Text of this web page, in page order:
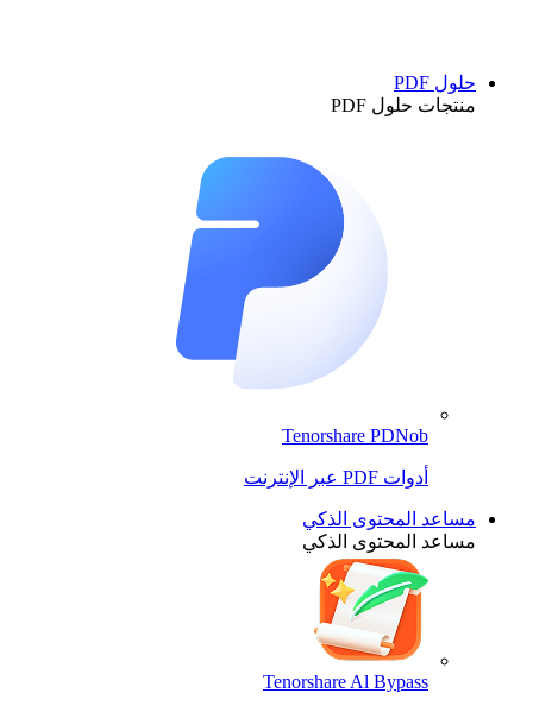
حلول PDF
منتجات حلول PDF
Tenorshare PDNob
أدوات PDF عبر الإنترنت
مساعد المحتوى الذكي
مساعد المحتوى الذكي
Tenorshare Al Bypass